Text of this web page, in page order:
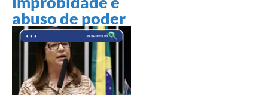
abuso de poder